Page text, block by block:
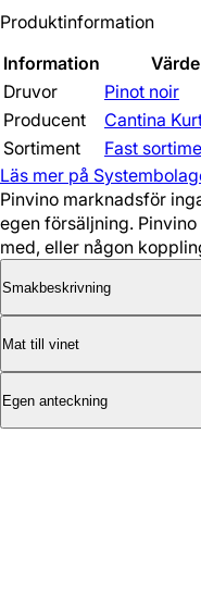
Produktinformation
Information
Värde
Druvor
Pinot noir
Producent
Cantina
Sortiment
Fast
Läs mer på
Pinvino marknadsför
egen försäljning.
med, eller någon
Smakbeskrivning
Mat till vinet
Egen anteckning